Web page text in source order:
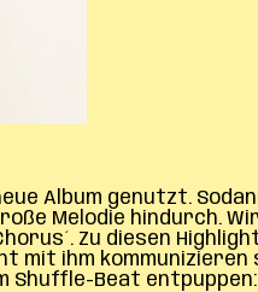
Album genutzt.
Melodie hindurch.
Zu diesen
mit ihm
Shuffle-Beat